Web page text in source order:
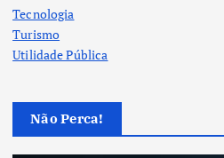
Tecnologia
Turismo
Utilidade Pública
Não Perca!